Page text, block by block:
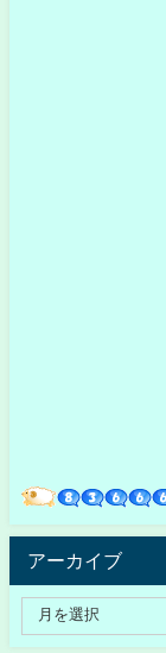
アーカイブ